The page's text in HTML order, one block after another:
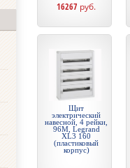
16267 руб.
Щит
электрический
навесной, 4 рейки,
96М, Legrand
XL3 160
(пластиковый
корпус)